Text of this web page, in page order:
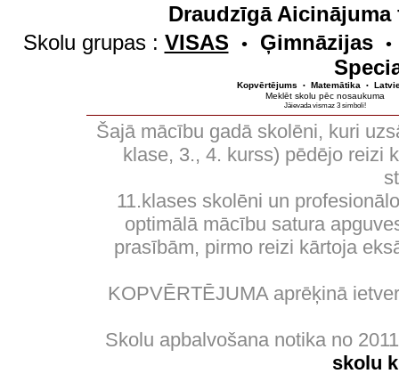
Draudzīgā
Skolu grupas : VISAS • Ģimnāzijas •
Kopvērtējums • Matemātika •
Meklēt skolu pēc nosaukuma
Jāievada vismaz 3 simboli!
Šajā mācību gadā skolēni, kuri
klase, 3., 4. kurss) pēdējo reizi
11.klases skolēni un
optimālā mācību satura
prasībām, pirmo reizi kārtoja
KOPVĒRTĒJUMA aprēķinā
Skolu apbalvošana notika no
skolu